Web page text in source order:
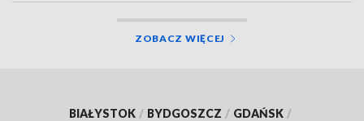
ZOBACZ WIĘCEJ
BIAŁYSTOK / BYDGOSZCZ / GDAŃSK /